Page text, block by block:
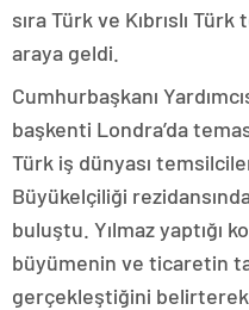
sıra Türk ve Kıbrıslı
araya geldi.
Cumhurbaşkanı
başkenti Londra’da
Türk iş dünyası
Büyükelçiliği
buluştu. Yılmaz yaptığı
büyümenin ve ticaretin
gerçekleştiğini belirterek